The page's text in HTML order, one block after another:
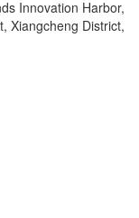
Innovation Harbor,
Xiangcheng District,